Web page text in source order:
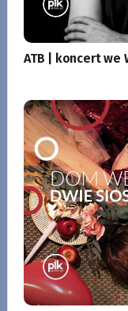
ATB | koncert we